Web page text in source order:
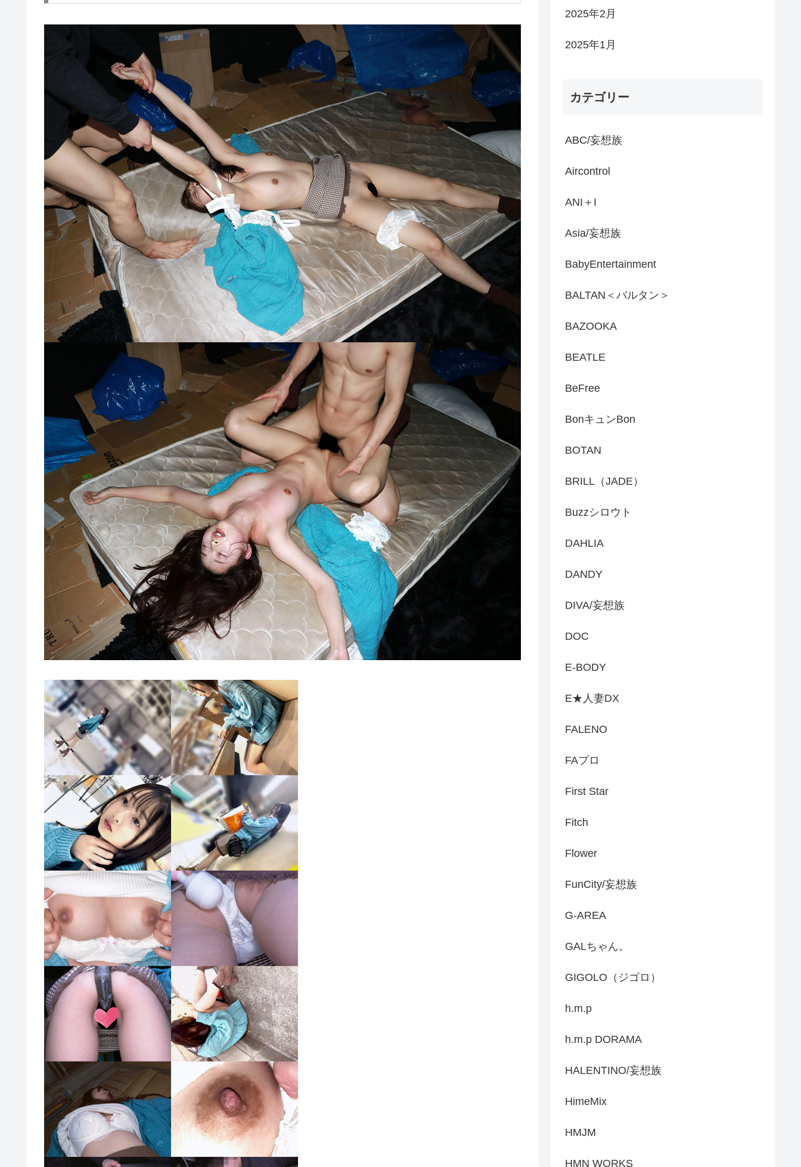
2025年2月
2025年1月
カテゴリー
ABC/妄想族
Aircontrol
ANI＋I
Asia/妄想族
BabyEntertainment
BALTAN＜バルタン＞
BAZOOKA
BEATLE
BeFree
BonキュンBon
BOTAN
BRILL（JADE）
Buzzシロウト
DAHLIA
DANDY
DIVA/妄想族
DOC
E-BODY
E★人妻DX
FALENO
FAプロ
First Star
Fitch
Flower
FunCity/妄想族
G-AREA
GALちゃん。
GIGOLO（ジゴロ）
h.m.p
h.m.p DORAMA
HALENTINO/妄想族
HimeMix
HMJM
HMN WORKS